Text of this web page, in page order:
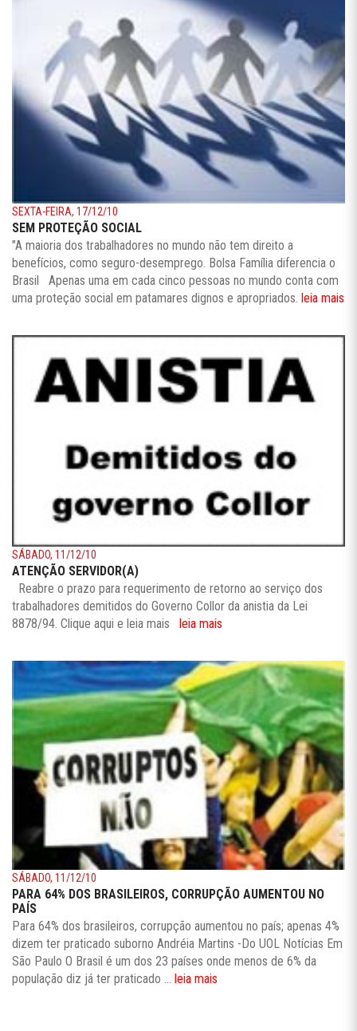
SEXTA-FEIRA, 17/12/10
SEM PROTEÇÃO SOCIAL
"A maioria dos trabalhadores no mundo não tem direito a
benefícios, como seguro-desemprego. Bolsa Família diferencia o
Brasil Apenas uma em cada cinco pessoas no mundo conta com
uma proteção social em patamares dignos e apropriados. leia mais
SÁBADO, 11/12/10
ATENÇÃO SERVIDOR(A)
Reabre o prazo para requerimento de retorno ao serviço dos
trabalhadores demitidos do Governo Collor da anistia da Lei
8878/94. Clique aqui e leia mais leia mais
SÁBADO, 11/12/10
PARA 64% DOS BRASILEIROS, CORRUPÇÃO AUMENTOU NO
PAÍS
Para 64% dos brasileiros, corrupção aumentou no país; apenas 4%
dizem ter praticado suborno Andréia Martins -Do UOL Notícias Em
São Paulo O Brasil é um dos 23 países onde menos de 6% da
população diz já ter praticado ... leia mais